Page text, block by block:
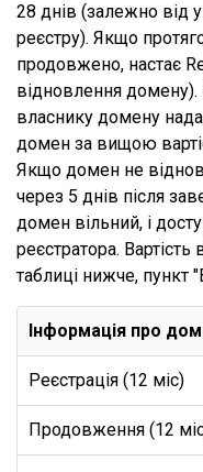
28 днів (залежно від
реєстру). Якщо
продовжено, настає
відновлення домену).
власнику домену
домен за вищою
Якщо домен не
через 5 днів після
домен вільний, і
реєстратора.
таблиці нижче, пункт
Інформація про
Реєстрація (12 міс)
Продовження (12